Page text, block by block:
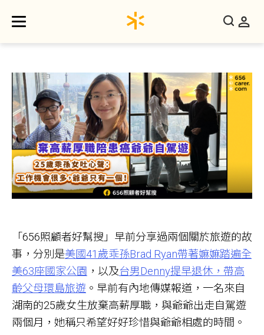
「656照顧者好幫搜」早前分享過兩個關於旅遊的故
事，分別是美國41歲乖孫Brad Ryan帶著嫲嫲踏遍全
美63座國家公園 ，以及台男Denny提早退休，帶高
齡父母環島旅遊 。早前有內地傳媒報道，一名來自
湖南的25歲女生放棄高薪厚職，與爺爺出走自駕遊
兩個月，她稱只希望好好珍惜與爺爺相處的時間。